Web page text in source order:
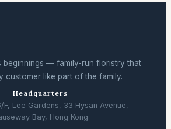
beginnings — family-run floristry that
customer like part of the family.
Headquarters
F, Lee Gardens, 33 Hysan Avenue,
Bay, Hong Kong